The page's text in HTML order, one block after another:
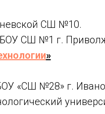
СШ №10.
СШ №1 г.
»
«СШ №28» г.